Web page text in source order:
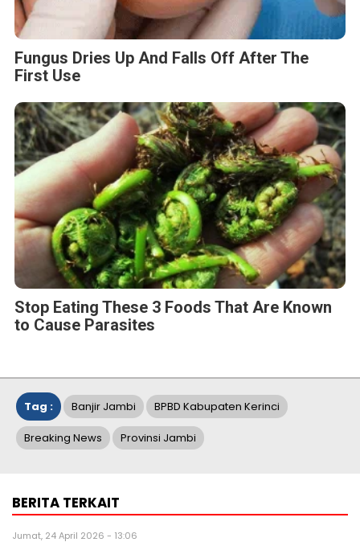
Fungus Dries Up And Falls Off After The
First Use
Stop Eating These 3 Foods That Are Known
to Cause Parasites
Tag : Banjir Jambi BPBD Kabupaten Kerinci
Breaking News Provinsi Jambi
BERITA TERKAIT
Jumat, 24 April 2026 - 13:06